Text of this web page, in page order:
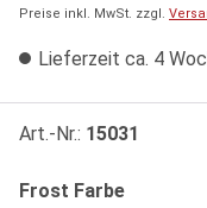
Preise inkl. MwSt. zzgl.
Lieferzeit ca. 4
Art.-Nr.: 15031
Frost Farbe